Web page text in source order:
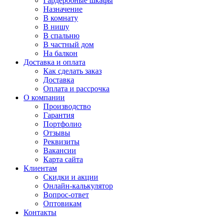
Назначение
В комнату
В нишу
В спальню
В частный дом
На балкон
Доставка и оплата
Как сделать заказ
Доставка
Оплата и рассрочка
О компании
Производство
Гарантия
Портфолио
Отзывы
Реквизиты
Вакансии
Карта сайта
Клиентам
Скидки и акции
Онлайн-калькулятор
Вопрос-ответ
Оптовикам
Контакты